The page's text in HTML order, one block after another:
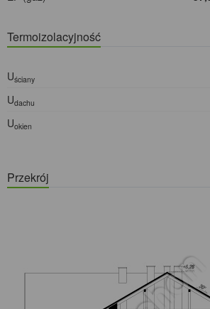
Termoizolacyjność
Uściany
Udachu
Uokien
Przekrój